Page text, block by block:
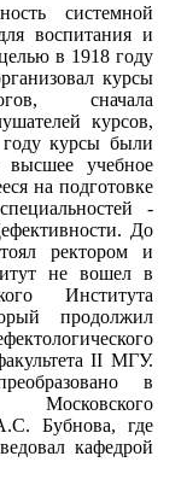
системной
воспитания и
в 1918 году
курсы
сначала
курсов,
курсы были
учебное
на подготовке
-
До
ректором и
не вошел в
Института
продолжил
II МГУ.
в
Московского
Бубнова, где
кафедрой